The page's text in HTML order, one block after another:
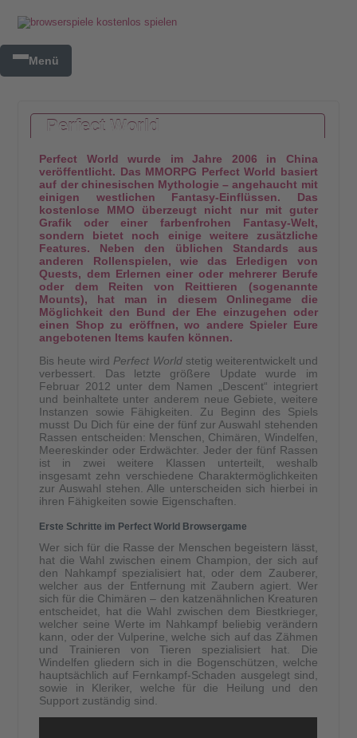
Menü
Perfect World
Perfect World wurde im Jahre 2006 in China
veröffentlicht. Das MMORPG Perfect World basiert
auf der chinesischen Mythologie – angehaucht mit
einigen westlichen Fantasy-Einflüssen. Das
kostenlose MMO überzeugt nicht nur mit guter
Grafik oder einer farbenfrohen Fantasy-Welt,
sondern bietet noch einige weitere zusätzliche
Features. Neben den üblichen Standards aus
anderen Rollenspielen, wie das Erledigen von
Quests, dem Erlernen einer oder mehrerer Berufe
oder dem Reiten von Reittieren (sogenannte
Mounts), hat man in diesem Onlinegame die
Möglichkeit den Bund der Ehe einzugehen oder
einen Shop zu eröffnen, wo andere Spieler Eure
angebotenen Items kaufen können.
Bis heute wird Perfect Worldstetig weiterentwickelt und
verbessert. Das letzte größere Update wurde im
Februar 2012 unter dem Namen „Descent“ integriert
und beinhaltete unter anderem neue Gebiete, weitere
Instanzen sowie Fähigkeiten. Zu Beginn des Spiels
musst Du Dich für eine der fünf zur Auswahl stehenden
Rassen entscheiden: Menschen, Chimären, Windelfen,
Meereskinder oder Erdwächter. Jeder der fünf Rassen
ist in zwei weitere Klassen unterteilt, weshalb
insgesamt zehn verschiedene Charaktermöglichkeiten
zur Auswahl stehen. Alle unterscheiden sich hierbei in
ihren Fähigkeiten sowie Eigenschaften.
Erste Schritte im Perfect World Browsergame
Wer sich für die Rasse der Menschen begeistern lässt,
hat die Wahl zwischen einem Champion, der sich auf
den Nahkampf spezialisiert hat, oder dem Zauberer,
welcher aus der Entfernung mit Zaubern agiert. Wer
sich für die Chimären – den katzenähnlichen Kreaturen
entscheidet, hat die Wahl zwischen dem Biestkrieger,
welcher seine Werte im Nahkampf beliebig verändern
kann, oder der Vulperine, welche sich auf das Zähmen
und Trainieren von Tieren spezialisiert hat. Die
Windelfen gliedern sich in die Bogenschützen, welche
hauptsächlich auf Fernkampf-Schaden ausgelegt sind,
sowie in Kleriker, welche für die Heilung und den
Support zuständig sind.